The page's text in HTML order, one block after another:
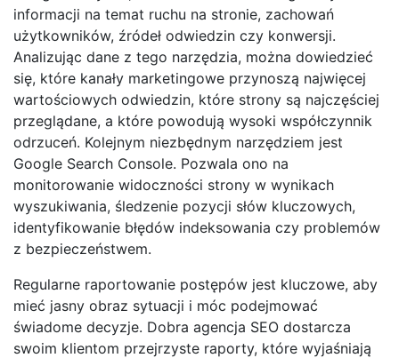
informacji na temat ruchu na stronie, zachowań
użytkowników, źródeł odwiedzin czy konwersji.
Analizując dane z tego narzędzia, można dowiedzieć
się, które kanały marketingowe przynoszą najwięcej
wartościowych odwiedzin, które strony są najczęściej
przeglądane, a które powodują wysoki współczynnik
odrzuceń. Kolejnym niezbędnym narzędziem jest
Google Search Console. Pozwala ono na
monitorowanie widoczności strony w wynikach
wyszukiwania, śledzenie pozycji słów kluczowych,
identyfikowanie błędów indeksowania czy problemów
z bezpieczeństwem.
Regularne raportowanie postępów jest kluczowe, aby
mieć jasny obraz sytuacji i móc podejmować
świadome decyzje. Dobra agencja SEO dostarcza
swoim klientom przejrzyste raporty, które wyjaśniają